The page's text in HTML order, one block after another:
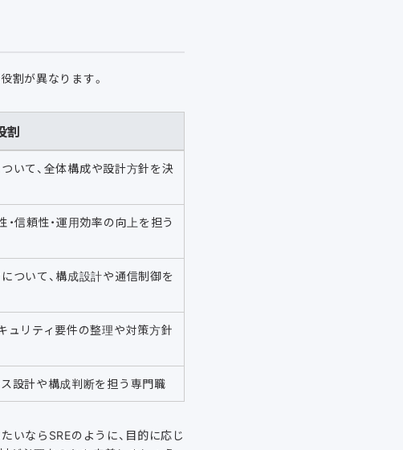
割が異なります。
割
いて、全体構成や設計方針を決
信頼性・運用効率の向上を担う
ついて、構成設計や通信制御を
ュリティ要件の整理や対策方針
設計や構成判断を担う専門職
いならSREのように、目的に応じ